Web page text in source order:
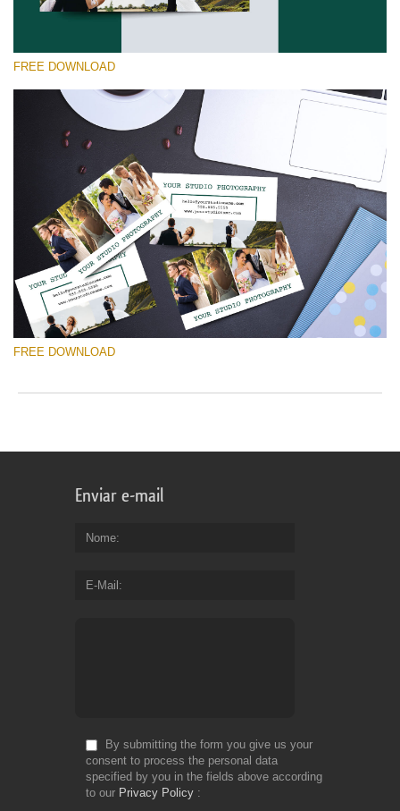
Por favor selecione
Free Template #50
Marketing Templates Photography
Download Grátis
FREE DOWNLOAD
FREE DOWNLOAD
Enviar e-mail
Nome
E-Mail
By submitting the form you give us your
consent to process the personal data
specified by you in the fields above according
to our Privacy Policy